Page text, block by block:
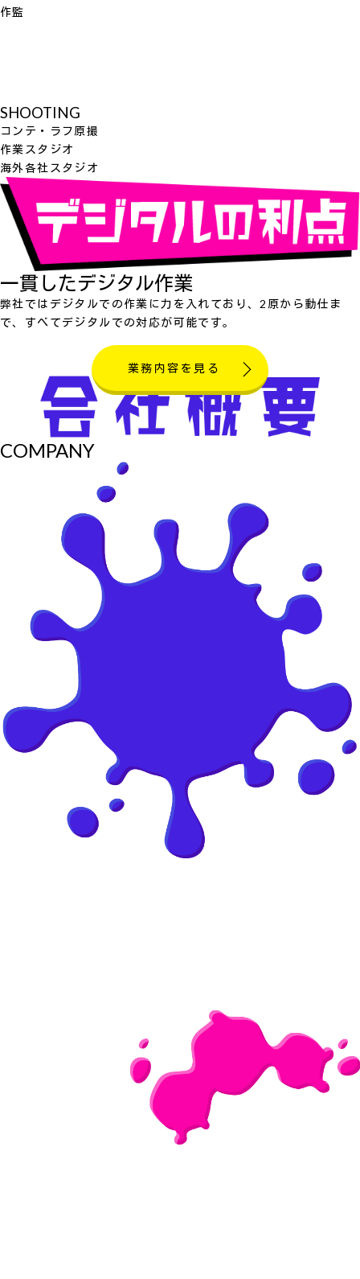
作監
SHOOTING
コンテ・ラフ原撮
作業スタジオ
海外各社スタジオ
一貫したデジタル作業
弊社ではデジタルでの作業に力を入れており、2原から動仕ま
で、すべてデジタルでの対応が可能です。
業務内容を見る
COMPANY